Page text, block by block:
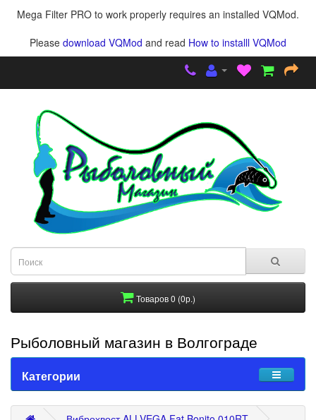
Mega Filter PRO to work properly requires an installed VQMod.
Please download VQMod and read How to installl VQMod
Товаров 0 (0р.)
Рыболовный магазин в Волгограде
Категории